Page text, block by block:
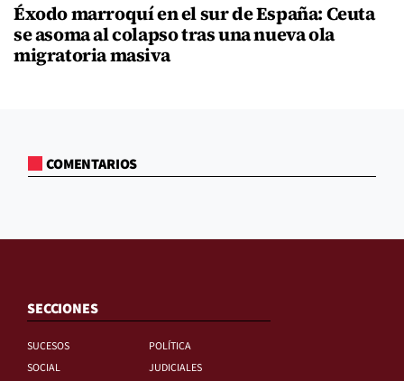
Éxodo marroquí en el sur de España: Ceuta
se asoma al colapso tras una nueva ola
migratoria masiva
COMENTARIOS
SECCIONES
SUCESOS
POLÍTICA
SOCIAL
JUDICIALES